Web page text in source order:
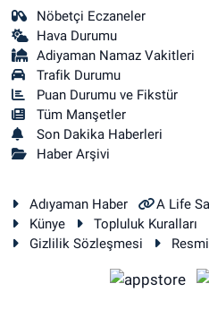
Nöbetçi Eczaneler
Hava Durumu
Adiyaman Namaz Vakitleri
Trafik Durumu
Puan Durumu ve Fikstür
Tüm Manşetler
Son Dakika Haberleri
Haber Arşivi
Adıyaman Haber A Life
Künye
Topluluk Kuralları
Gizlilik Sözleşmesi